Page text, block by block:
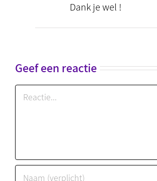
Dank je wel !
Geef een reactie
Reactie